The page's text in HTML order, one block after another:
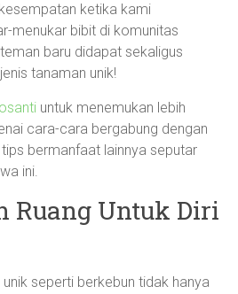
ketika kami
menukar bibit di komunitas
baru didapat sekaligus
tanaman unik!
untuk menemukan lebih
cara-cara bergabung dengan
bermanfaat lainnya seputar
ini.
Ruang Untuk Diri
seperti berkebun tidak hanya